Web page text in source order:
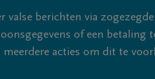
valse berichten via zogezegde
of een betaling
acties om dit te